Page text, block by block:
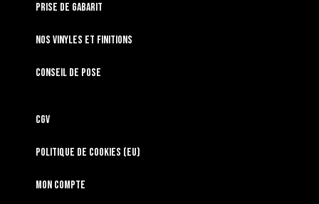
Prise de gabarit
Nos vinyles et finitions
Conseil de pose
CGV
Politique de cookies (EU)
Mon compte